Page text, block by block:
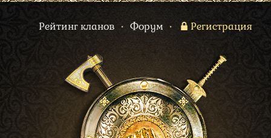
Рейтинг кланов • Форум • Регистрация